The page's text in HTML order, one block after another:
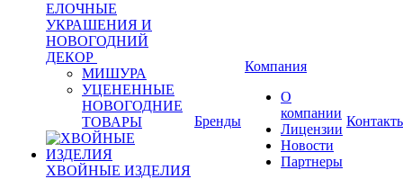
ЕЛОЧНЫЕ
УКРАШЕНИЯ И
НОВОГОДНИЙ
ДЕКОР
МИШУРА
УЦЕНЕННЫЕ
НОВОГОДНИЕ
ТОВАРЫ
ХВОЙНЫЕ ИЗДЕЛИЯ
Бренды
Компания
О
компании
Лицензии
Новости
Партнеры